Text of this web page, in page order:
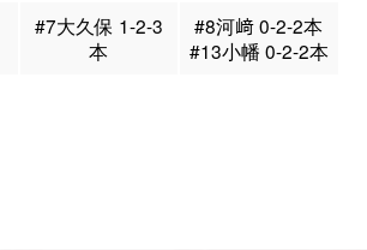
#7大久保 1-2-3
本
#8河﨑 0-2-2本
#13小幡 0-2-2本